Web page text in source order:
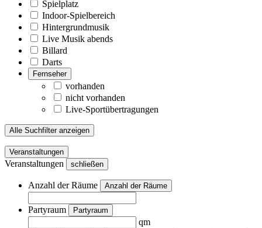
Spielplatz
Indoor-Spielbereich
Hintergrundmusik
Live Musik abends
Billard
Darts
Fernseher
vorhanden
nicht vorhanden
Live-Sportübertragungen
Alle Suchfilter anzeigen
Veranstaltungen
Veranstaltungen schließen
Anzahl der Räume Anzahl der Räume
Partyraum Partyraum
qm